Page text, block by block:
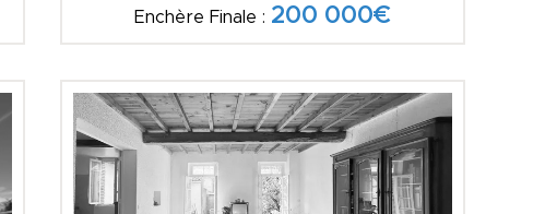
Enchère Finale : 200 000€